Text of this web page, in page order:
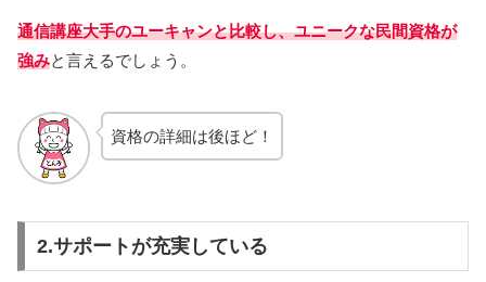
通信講座大手のユーキャンと比較し、ユニークな民間資格が
強みと言えるでしょう。
資格の詳細は後ほど！
2.サポートが充実している